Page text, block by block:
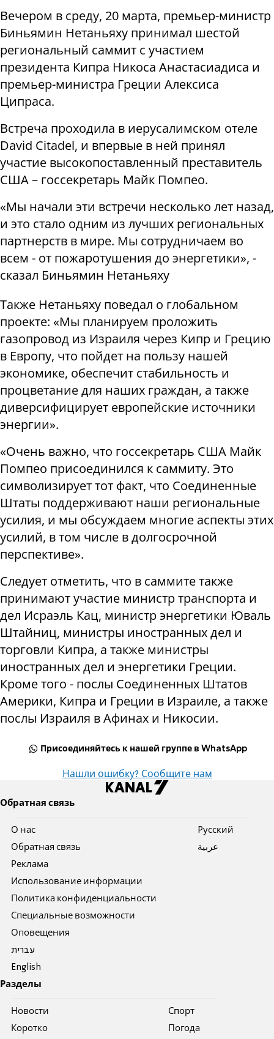
Вечером в среду, 20 марта, премьер-министр
Биньямин Нетаньяху принимал шестой
региональный саммит с участием
президента Кипра Никоса Анастасиадиса и
премьер-министра Греции Алексиса
Ципраса.
Встреча проходила в иерусалимском отеле
David Citadel, и впервые в ней принял
участие высокопоставленный преставитель
США – госсекретарь Майк Помпео.
«Мы начали эти встречи несколько лет назад,
и это стало одним из лучших региональных
партнерств в мире. Мы сотрудничаем во
всем - от пожаротушения до энергетики», -
сказал Биньямин Нетаньяху
Также Нетаньяху поведал о глобальном
проекте: «Мы планируем проложить
газопровод из Израиля через Кипр и Грецию
в Европу, что пойдет на пользу нашей
экономике, обеспечит стабильность и
процветание для наших граждан, а также
диверсифицирует европейские источники
энергии».
«Очень важно, что госсекретарь США Майк
Помпео присоединился к саммиту. Это
символизирует тот факт, что Соединенные
Штаты поддерживают наши региональные
усилия, и мы обсуждаем многие аспекты этих
усилий, в том числе в долгосрочной
перспективе».
Следует отметить, что в саммите также
принимают участие министр транспорта и
дел Исраэль Кац, министр энергетики Юваль
Штайниц, министры иностранных дел и
торговли Кипра, а также министры
иностранных дел и энергетики Греции.
Кроме того - послы Соединенных Штатов
Америки, Кипра и Греции в Израиле, а также
послы Израиля в Афинах и Никосии.
Присоединяйтесь к нашей группе в WhatsApp
Нашли ошибку? Сообщите нам
Обратная связь
О нас
Обратная связь
Реклама
Использование информации
Политика конфиденциальности
Специальные возможности
Оповещения
עברית
English
Pусский
عربية
Разделы
Новости
Коротко
Спорт
Погода